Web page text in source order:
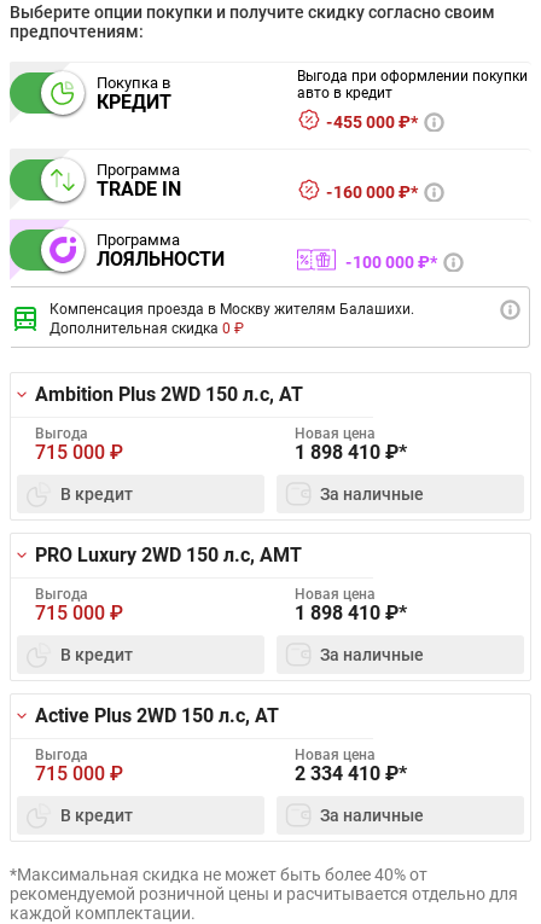
Выберите опции покупки и получите скидку согласно своим
предпочтениям:
Покупка в
КРЕДИТ
Выгода при оформлении покупки
авто в кредит
455 000 ₽*
Программа
TRADE IN 160 000 ₽*
Программа
ЛОЯЛЬНОСТИ 100 000 ₽*
Компенсация проезда в Москву жителям Балашихи.
Дополнительная скидка 0 ₽
Ambition Plus 2WD 150 л.с, AT
Выгода
715 000 ₽
Новая цена
1 898 410 ₽*
В кредит За наличные
PRO Luxury 2WD 150 л.с, AMT
Выгода
715 000 ₽
Новая цена
1 898 410 ₽*
В кредит За наличные
Active Plus 2WD 150 л.с, AT
Выгода
715 000 ₽
Новая цена
2 334 410 ₽*
В кредит За наличные
*Максимальная скидка не может быть более 40% от
рекомендуемой розничной цены и расчитывается отдельно для
каждой комплектации.